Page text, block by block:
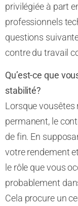
privilégiée à part
professionnels
questions
contre du travail
Qu’est-ce que
stabilité?
Lorsque vousêtes
permanent, le
de fin. En
votre rendement
le rôle que vous
probablement
Cela procure un